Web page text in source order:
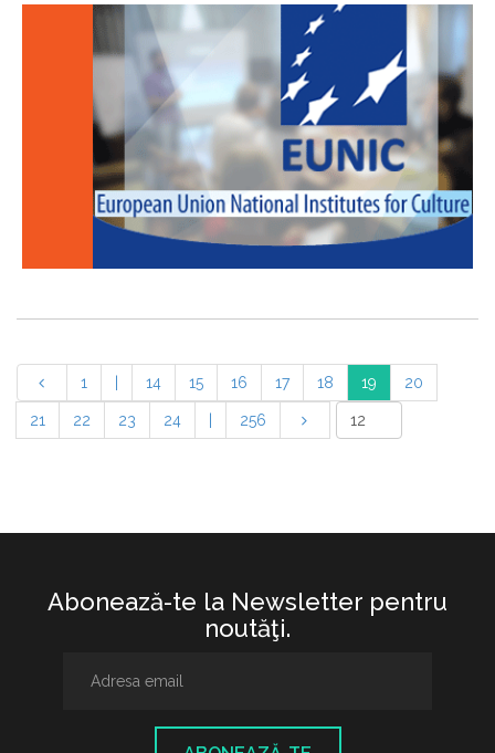
1 14 15 16 17 18 19 20
21 22 23 24 256
Abonează-te la Newsletter pentru
noutăţi.